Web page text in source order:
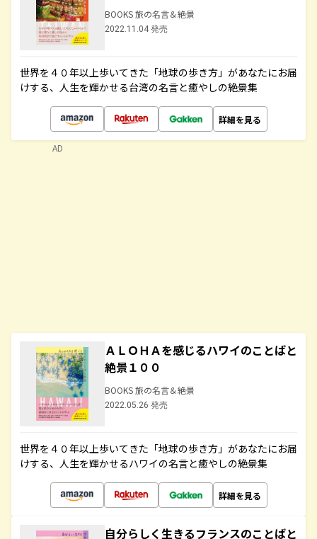
BOOKS 旅の名言＆絶景
2022.11.04 発売
世界を４０年以上歩いてきた「地球の歩き方」があなたにお届
けする、人生を輝かせる台湾の名言と癒やしの絶景集
詳細を見る
ＡＬＯＨＡを感じるハワイのことばと
絶景１００
BOOKS 旅の名言＆絶景
2022.05.26 発売
世界を４０年以上歩いてきた「地球の歩き方」があなたにお届
けする、人生を輝かせるハワイの名言と癒やしの絶景集
詳細を見る
自分らしく生きるフランスのことばと
AD